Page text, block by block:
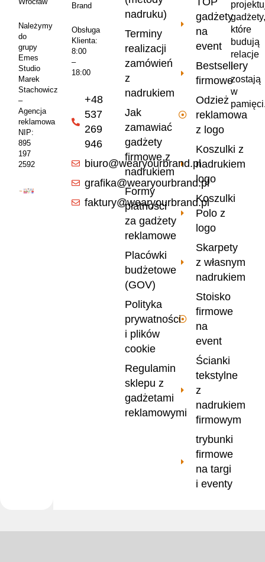
gadżety,
które
budują
relacje
i
zostają
w
gadżety
na
event
Bestsellery
firmowe
Odzież
reklamowa
z logo
Koszulki z
nadrukiem
logo
Koszulki
Polo z
logo
Skarpety
z własnym
nadrukiem
Stoisko
firmowe
na
event
Ścianki
tekstylne
z
nadrukiem
firmowym
trybunki
firmowe
na targi
i eventy
nadruku)
Terminy
realizacji
zamówień
z
nadrukiem
Jak
zamawiać
gadżety
firmowe z
nadrukiem
Formy
płatności
za gadżety
reklamowe
Placówki
budżetowe
(GOV)
Polityka
prywatności
i plików
cookie
Regulamin
sklepu z
gadżetami
reklamowymi
Brand
Obsługa
Klienta:
8:00
–
18:00
+48
537
269
946
biuro@wearyourbrand.pl
grafika@wearyourbrand.pl
faktury@wearyourbrand.pl
Należymy
do
grupy
Emes
Studio
Marek
Stachowicz
–
Agencja
reklamowa
NIP:
895
197
2592